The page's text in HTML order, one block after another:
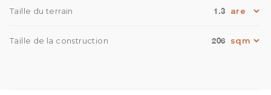
Taille du terrain 1.3
Taille de la construction 206